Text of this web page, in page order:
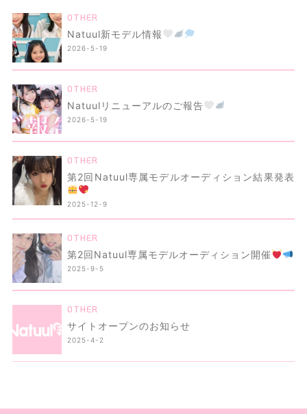
OTHER
Natuul新モデル情報
2026-5-19
OTHER
Natuulリニューアルのご報告
2026-5-19
OTHER
第2回Natuul専属モデルオーディション結果発表
2025-12-9
OTHER
第2回Natuul専属モデルオーディション開催
2025-9-5
OTHER
サイトオープンのお知らせ
2025-4-2